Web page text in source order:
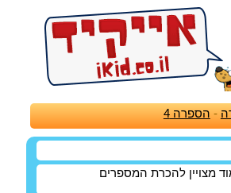
- הספרה 4
מצויין להכרת המספרים